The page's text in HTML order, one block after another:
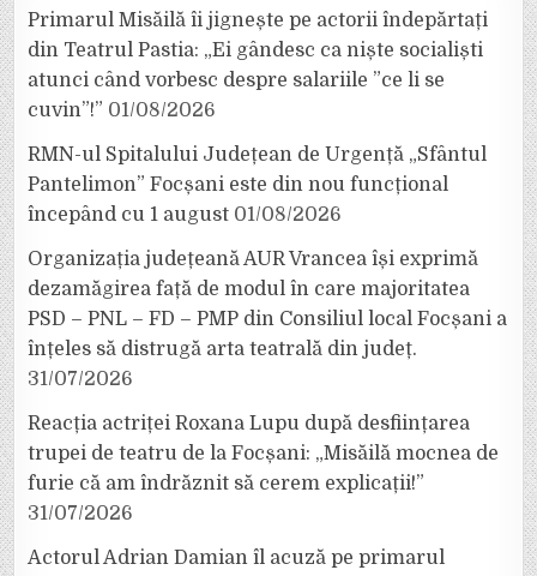
Primarul Misăilă îi jignește pe actorii îndepărtați
din Teatrul Pastia: „Ei gândesc ca niște socialiști
atunci când vorbesc despre salariile ”ce li se
cuvin”!” 01/08/2026
RMN-ul Spitalului Județean de Urgență „Sfântul
Pantelimon” Focșani este din nou funcțional
începând cu 1 august 01/08/2026
Organizația județeană AUR Vrancea își exprimă
dezamăgirea față de modul în care majoritatea
PSD – PNL – FD – PMP din Consiliul local Focșani a
înțeles să distrugă arta teatrală din județ.
31/07/2026
Reacția actriței Roxana Lupu după desființarea
trupei de teatru de la Focșani: „Misăilă mocnea de
furie că am îndrăznit să cerem explicații!”
31/07/2026
Actorul Adrian Damian îl acuză pe primarul